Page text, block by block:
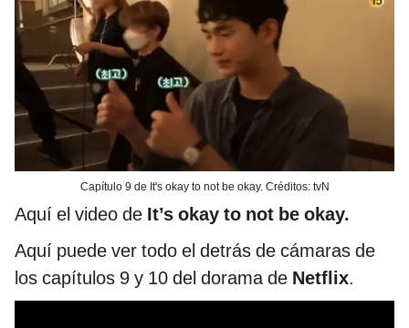
Capítulo 9 de It's okay to not be okay. Créditos: tvN
Aquí el video de It’s okay to not be okay.
Aquí puede ver todo el detrás de cámaras de
los capítulos 9 y 10 del dorama de Netflix.